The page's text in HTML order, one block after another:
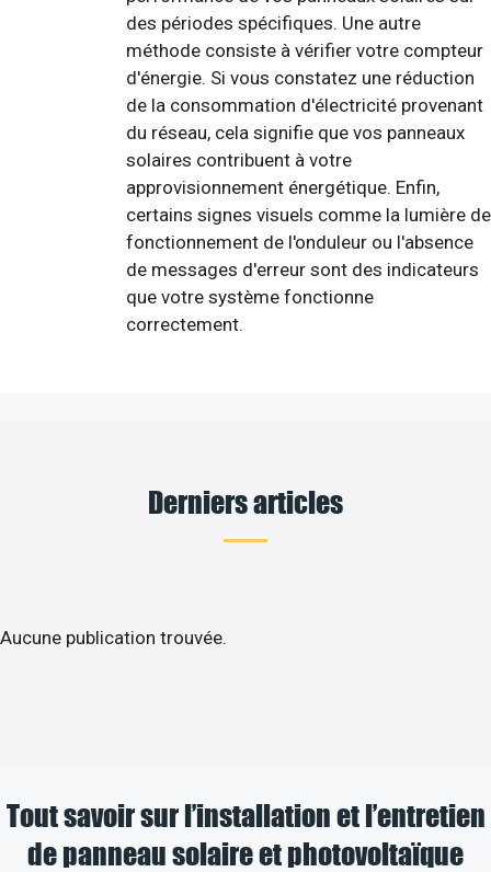
des périodes spécifiques. Une autre
méthode consiste à vérifier votre compteur
d'énergie. Si vous constatez une réduction
de la consommation d'électricité provenant
du réseau, cela signifie que vos panneaux
solaires contribuent à votre
approvisionnement énergétique. Enfin,
certains signes visuels comme la lumière de
fonctionnement de l'onduleur ou l'absence
de messages d'erreur sont des indicateurs
que votre système fonctionne
correctement.
Derniers articles
Aucune publication trouvée.
Tout savoir sur l’installation et l’entretien
de panneau solaire et photovoltaïque